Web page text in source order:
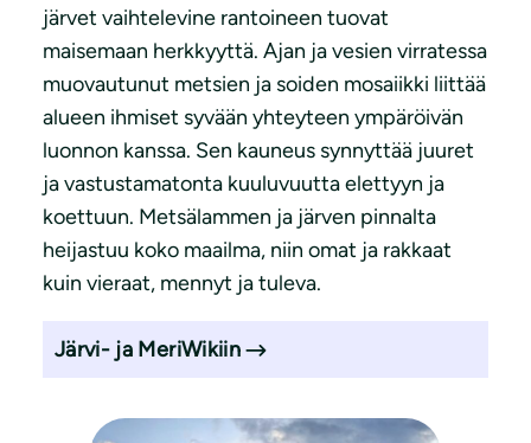
järvet vaihtelevine rantoineen tuovat
maisemaan herkkyyttä. Ajan ja vesien virratessa
muovautunut metsien ja soiden mosaiikki liittää
alueen ihmiset syvään yhteyteen ympäröivän
luonnon kanssa. Sen kauneus synnyttää juuret
ja vastustamatonta kuuluvuutta elettyyn ja
koettuun. Metsälammen ja järven pinnalta
heijastuu koko maailma, niin omat ja rakkaat
kuin vieraat, mennyt ja tuleva.
Järvi- ja MeriWikiin